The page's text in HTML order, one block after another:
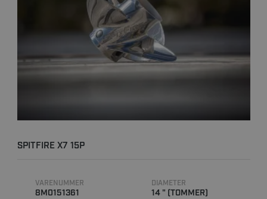
SPITFIRE X7 15P
VARENUMMER
8M0151361
DIAMETER
14 " (TOMMER)